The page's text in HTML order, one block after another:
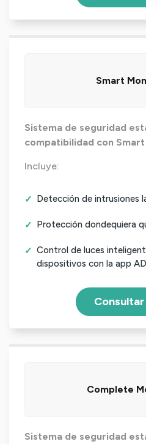
Smart
Sistema de seguridad
compatibilidad con Smart
Incluye:
Detección de intrusiones
Protección dondequiera
Control de luces
dispositivos con la app
Complete
Sistema de seguridad